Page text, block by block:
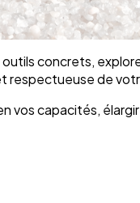
concrets,
respectueuse de
vos capacités,